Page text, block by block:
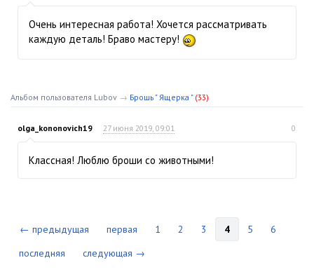
Очень интересная работа! Хочется рассматривать
каждую деталь! Браво мастеру!
Альбом пользователя Lubov → Брошь " Ящерка " (33)
olga_kononovich19 27 июня 2019, 09:01 0
Классная! Люблю броши со животными!
← предыдущая первая 1 2 3 4 5
6
последняя
следующая →